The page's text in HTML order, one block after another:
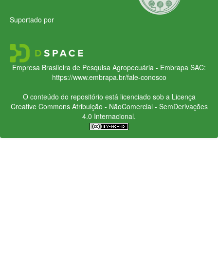
Suportado por
Empresa Brasileira de Pesquisa Agropecuária - Embrapa SAC:
https://www.embrapa.br/fale-conosco
O conteúdo do repositório está licenciado sob a Licença
Creative CommonsAtribuição - NãoComercial - SemDerivações
4.0 Internacional.